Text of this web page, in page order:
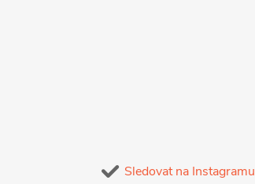
Sledovat na Instagramu